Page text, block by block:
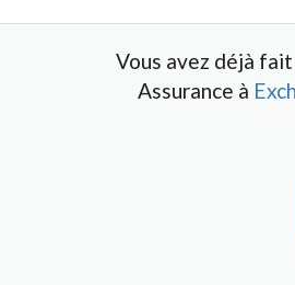
Vous avez déjà
Assurance à